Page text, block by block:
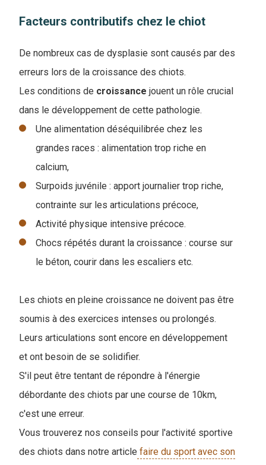
Facteurs contributifs chez le chiot
De nombreux cas de dysplasie sont causés par des
erreurs lors de la croissance des chiots.
Les conditions de croissance jouent un rôle crucial
dans le développement de cette pathologie.
Une alimentation déséquilibrée chez les
grandes races : alimentation trop riche en
calcium,
Surpoids juvénile : apport journalier trop riche,
contrainte sur les articulations précoce,
Activité physique intensive précoce.
Chocs répétés durant la croissance : course sur
le béton, courir dans les escaliers etc.
Les chiots en pleine croissance ne doivent pas être
soumis à des exercices intenses ou prolongés.
Leurs articulations sont encore en développement
et ont besoin de se solidifier.
S'il peut être tentant de répondre à l'énergie
débordante des chiots par une course de 10km,
c'est une erreur.
Vous trouverez nos conseils pour l'activité sportive
des chiots dans notre article faire du sport avec son